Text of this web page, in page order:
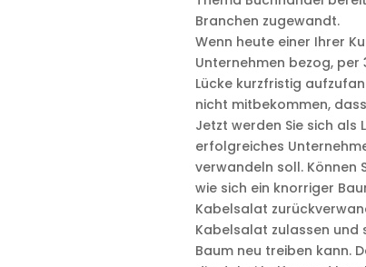
Branchen zugewandt.
Wenn heute einer Ihrer
Unternehmen bezog, per
Lücke kurzfristig
nicht mitbekommen,
Jetzt werden Sie sich als
erfolgreiches
verwandeln soll. Können
wie sich ein knorriger
Kabelsalat
Kabelsalat zulassen und
Baum neu treiben kann.